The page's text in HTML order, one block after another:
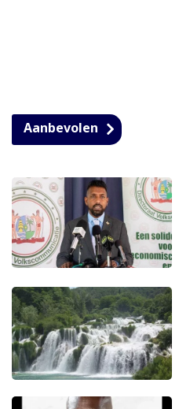
Aanbevolen